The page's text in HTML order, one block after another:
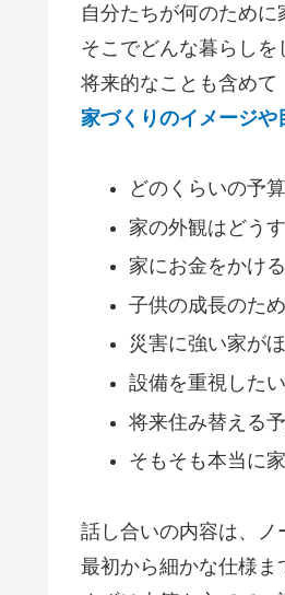
自分たちが何のために
そこでどんな暮らしを
将来的なことも含めて
家づくりのイメージや
どのくらいの予
家の外観はどう
家にお金をかけ
子供の成長のた
災害に強い家が
設備を重視した
将来住み替える
そもそも本当に
話し合いの内容は、ノ
最初から細かな仕様ま